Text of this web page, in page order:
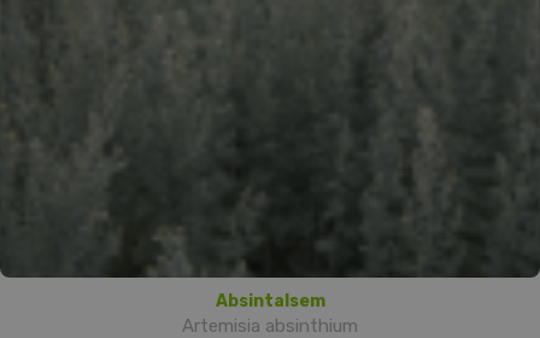
Absintalsem
Artemisia absinthium